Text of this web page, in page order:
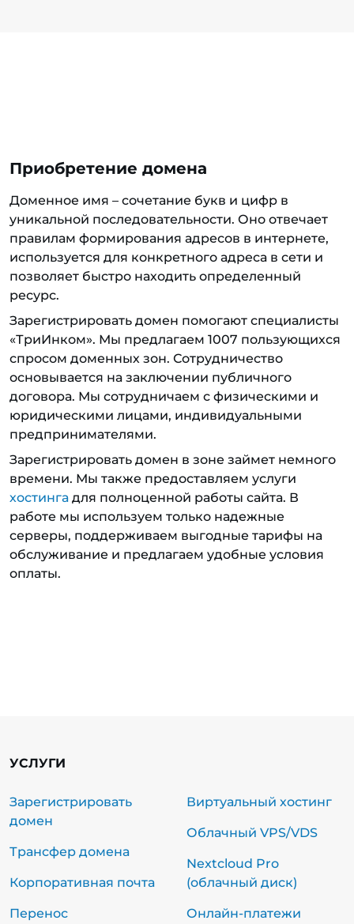
Приобретение домена
Доменное имя – сочетание букв и цифр в
уникальной последовательности. Оно отвечает
правилам формирования адресов в интернете,
используется для конкретного адреса в сети и
позволяет быстро находить определенный
ресурс.
Зарегистрировать домен помогают специалисты
«ТриИнком». Мы предлагаем 1007 пользующихся
спросом доменных зон. Сотрудничество
основывается на заключении публичного
договора. Мы сотрудничаем с физическими и
юридическими лицами, индивидуальными
предпринимателями.
Зарегистрировать домен в зоне займет немного
времени. Мы также предоставляем услуги
хостинга для полноценной работы сайта. В
работе мы используем только надежные
серверы, поддерживаем выгодные тарифы на
обслуживание и предлагаем удобные условия
оплаты.
УСЛУГИ
Зарегистрировать
домен
Трансфер домена
Корпоративная почта
Перенос
Виртуальный хостинг
Облачный VPS/VDS
Nextcloud Pro
(облачный диск)
Онлайн-платежи